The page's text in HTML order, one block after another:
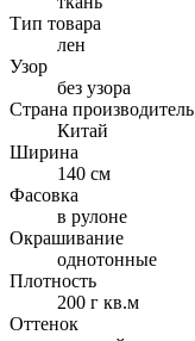
Тип товара
лен
Узор
без узора
Страна производитель
Китай
Ширина
140 см
Фасовка
в рулоне
Окрашивание
однотонные
Плотность
200 г кв.м
Оттенок